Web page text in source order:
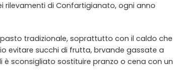
rilevamenti di Confartigianato, ogni anno
tradizionale, soprattutto con il caldo che
evitare succhi di frutta, brvande gassate a
sconsigliato sostituire pranzo o cena con un